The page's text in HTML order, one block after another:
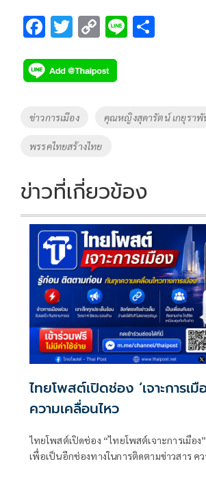
F
e
b
o
o
k
T
tt
er
C
p
y
Li
k
Li
Tags
ข่าวการเมือง คุณหญิงสุดารัตน์ เกยุราพั
พรรคไทยสร้างไทย
ข่าวที่เกี่ยวข้อง
ไทยโพสต์เปิดช่อง ‘เจาะการเ
ความเคลื่อนไหว
ไทยโพสต์เปิดช่อง “ไทยโพสต์เจาะการเมือง
เพื่อเป็นอีกช่องทางในการติดตามข่าวสาร ค